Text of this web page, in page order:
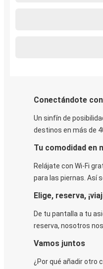
Conectándote
Un sinfín de
destinos en más de
Tu comodidad en
Relájate con Wi-Fi
para las piernas. Así
Elige, reserva,
De tu pantalla a tu
reserva, nosotros
Vamos juntos
¿Por qué añadir otro